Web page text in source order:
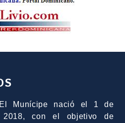
Munícipe nació el 1 de
2018, con el objetivo de